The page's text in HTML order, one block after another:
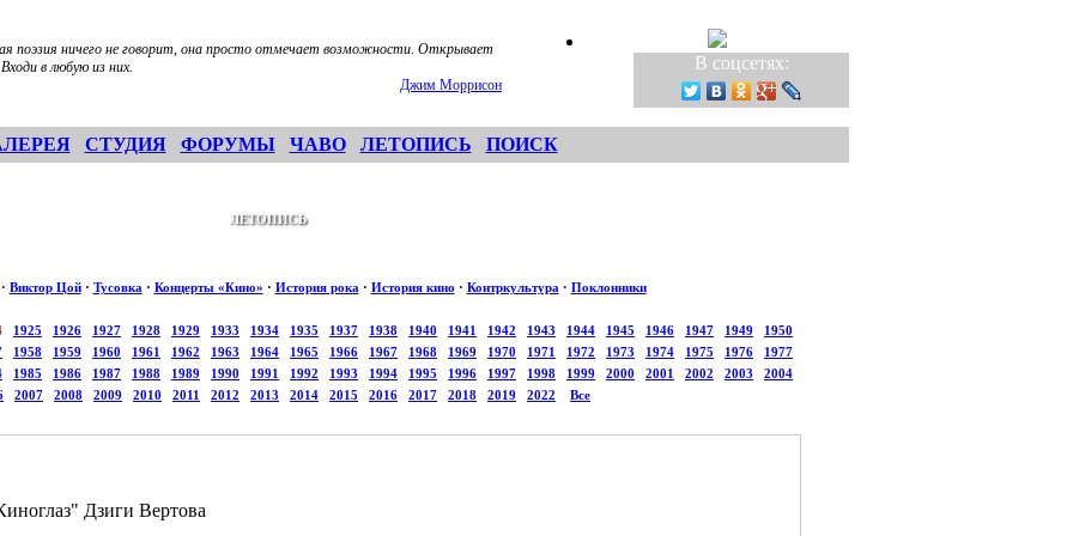
поэзия ничего не говорит, она просто отмечает возможности. Открывает
Входи в любую из них.
Джим Моррисон
В соцсетях:
СТУДИЯ ФОРУМЫ ЧАВО ЛЕТОПИСЬ ПОИСК
ЛЕТОПИСЬ
Виктор Цой· Тусовка · Концерты «Кино» · История рока · История кино · Контркультура · Поклонники
1925 1926 1927 1928 1929 1933 1934 1935 1937 1938 1940 1941 1942 1943 1944 1945 1946 1947 1949
1950
1958 1959 1960 1961 1962 1963 1964 1965 1966 1967 1968 1969 1970 1971 1972 1973 1974 1975 1976
1977
1985 1986 1987 1988 1989 1990 1991 1992 1993 1994 1995 1996 1997 1998 1999 2000 2001 2002 2003
2004
2007 2008 2009 2010 2011 2012 2013 2014 2015 2016 2017 2018 2019 2022 Все
Дзиги Вертова